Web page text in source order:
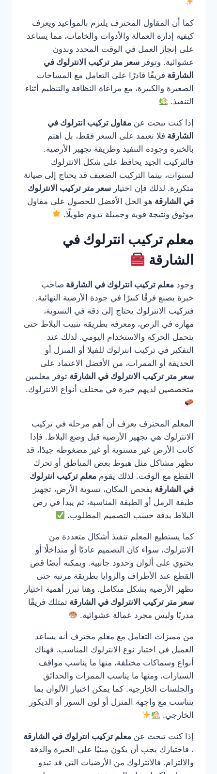
كما أن المقاول المحترف يلتزم بالمواعيد ويعرف
كيفية إدارة العمالة والأدوات والخامات، مما يساعد
على إنجاز العمل في الوقت المحدد وبدون
عشوائية. وتوفر سعر متر تركيب الانترلوك في
الشارقة فريقًا قادرًا على التعامل مع المساحات
الصغيرة والكبيرة، مع مراعاة النظافة والتنظيم أثناء
التنفيذ.
إذا كنت تبحث عن مقاول تركيب انترلوك في
الشارقة فلا تعتمد على السعر فقط، بل اهتم
بالخبرة وجودة التنفيذ وطريقة تجهيز الأرضية.
فالتركيب الجيد يحافظ على شكل الانترلوك
لسنوات، بينما التركيب الضعيف قد يحتاج إلى صيانة
متكررة. لذلك فإن اختيار سعر متر تركيب الانترلوك
في الشارقة هو الحل الأفضل للحصول على مقاول
موثوق ونتيجة قوية وجميلة تدوم طويلًا.
معلم تركيب انترلوك في
الشارقة
وجود معلم تركيب انترلوك في الشارقة صاحب
خبرة يصنع فرقًا كبيرًا في جودة الأرضية النهائية.
فتركيب الانترلوك يحتاج إلى دقة في التسوية،
مهارة في الرص، ومعرفة بطريقة تثبيت البلاط حتى
يتحمل الحركة والاستخدام اليومي. لذلك عند
التفكير في تركيب انترلوك للفيلا أو المنزل أو
الحديقة أو الممرات، من الأفضل الاعتماد على
سعر متر تركيب الانترلوك في الشارقة توفر معلمين
متخصصين لديهم خبرة في مختلف أنواع الانترلوك.
المعلم المحترف يعرف أن أهم مرحلة في تركيب
الانترلوك هي تجهيز الأرضية قبل وضع البلاط. فإذا
كانت الأرض غير مستوية أو غير مضغوطة جيدًا، قد
تظهر مشاكل مثل هبوط بعض المناطق أو تحرك
القطع مع الوقت. لذلك يقوم معلم تركيب انترلوك
في الشارقة بفحص المكان، تسوية الأرض، تجهيز
طبقة الرمل أو الطبقة المناسبة، ثم يبدأ في رص
البلاط بدقة حسب التصميم المطلوب.
كما يستطيع المعلم تنفيذ أشكال متعددة من
الانترلوك، سواء كان التصميم عاديًا أو متداخلًا أو
يحتوي على ألوان وحدود جانبية. ويمكنه أيضًا قص
القطع عند الأطراف والزوايا بطريقة مرتبة حتى
تظهر الأرضية بشكل متكامل. وهنا تبرز أهمية اختيار
سعر متر تركيب الانترلوك في الشارقة تمتلك فريقًا
مدربًا وليس مجرد عمالة عشوائية.
من مميزات التعامل مع معلم محترف أنه يساعد
العميل في اختيار نوع الانترلوك المناسب. فهناك
أنواع وسماكات مختلفة، منها ما يناسب مواقف
السيارات، ومنها ما يناسب الممرات والحدائق
والجلسات الخارجية. كما يمكن اختيار الألوان بما
يتناسب مع واجهة المنزل أو لون السور أو الديكور
الخارجي.
إذا كنت تبحث عن معلم تركيب انترلوك في الشارقة
، فاختيارك يجب أن يكون مبنيًا على الخبرة والدقة
والالتزام. فالانترلوك من الأرضيات التي قد تبدو